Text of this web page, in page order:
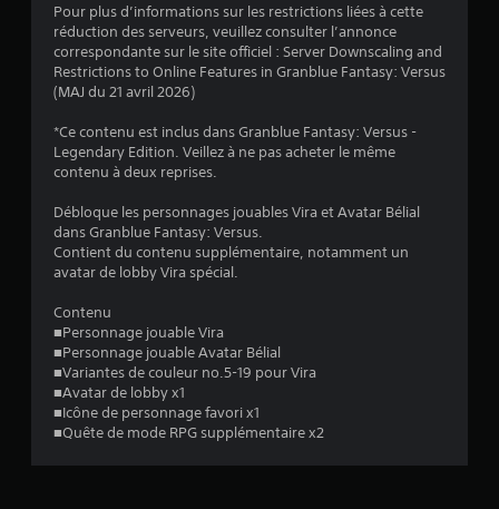
é
t
i
l
Pour plus d’informations sur les restrictions liées à cette
réduction des serveurs, veuillez consulter l’annonce
correspondante sur le site officiel : Server Downscaling and
Restrictions to Online Features in Granblue Fantasy: Versus
(MAJ du 21 avril 2026)
*Ce contenu est inclus dans Granblue Fantasy: Versus -
Legendary Edition. Veillez à ne pas acheter le même
contenu à deux reprises.
Débloque les personnages jouables Vira et Avatar Bélial
dans Granblue Fantasy: Versus.
Contient du contenu supplémentaire, notamment un
avatar de lobby Vira spécial.
Contenu
■Personnage jouable Vira
■Personnage jouable Avatar Bélial
■Variantes de couleur no.5-19 pour Vira
■Avatar de lobby x1
■Icône de personnage favori x1
■Quête de mode RPG supplémentaire x2